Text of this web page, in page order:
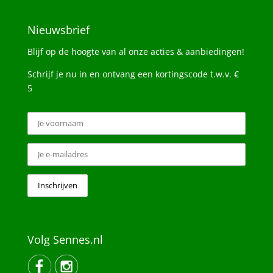
Nieuwsbrief
Blijf op de hoogte van al onze acties & aanbiedingen!
Schrijf je nu in en ontvang een kortingscode t.w.v. €
5
Volg Sennes.nl